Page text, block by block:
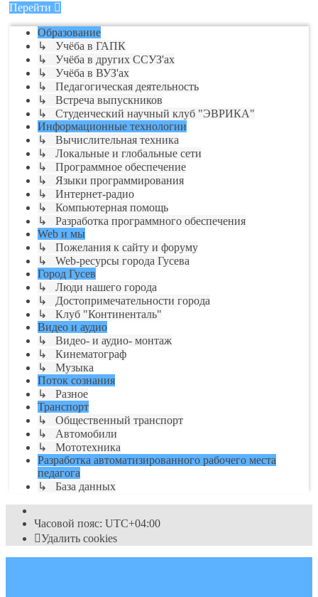
Перейти
Образование
↳ Учёба в ГАПК
↳ Учёба в других ССУЗ'ах
↳ Учёба в ВУЗ'ах
↳ Педагогическая деятельность
↳ Встреча выпускников
↳ Студенческий научный клуб "ЭВРИКА"
Информационные технологии
↳ Вычислительная техника
↳ Локальные и глобальные сети
↳ Программное обеспечение
↳ Языки программирования
↳ Интернет-радио
↳ Компьютерная помощь
↳ Разработка программного обеспечения
Web и мы
↳ Пожелания к сайту и форуму
↳ Web-ресурсы города Гусева
Город Гусев
↳ Люди нашего города
↳ Достопримечательности города
↳ Клуб "Континенталь"
Видео и аудио
↳ Видео- и аудио- монтаж
↳ Кинематограф
↳ Музыка
Поток сознания
↳ Разное
Транспорт
↳ Общественный транспорт
↳ Автомобили
↳ Мототехника
Разработка автоматизированного рабочего места
педагога
↳ База данных
Часовой пояс: UTC+04:00
Удалить cookies